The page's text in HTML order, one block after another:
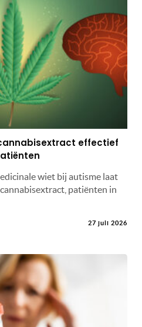
effectief
wiet bij autisme laat
patiënten in
27 juli 2026